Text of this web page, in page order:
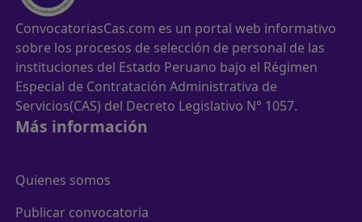
ConvocatoriasCas.com es un portal web informativo
sobre los procesos de selección de personal de las
instituciones del Estado Peruano bajo el Régimen
Especial de Contratación Administrativa de
Servicios(CAS) del Decreto Legislativo N° 1057.
Más información
Quienes somos
Publicar convocatoria